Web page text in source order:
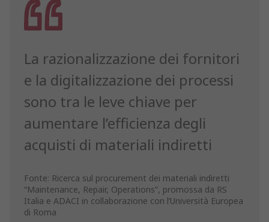
La razionalizzazione dei fornitori
e la digitalizzazione dei processi
sono tra le leve chiave per
aumentare l’efficienza degli
acquisti di materiali indiretti
Fonte: Ricerca sul procurement dei materiali indiretti
“Maintenance, Repair, Operations”, promossa da RS
Italia e ADACI in collaborazione con l’Università Europea
di Roma